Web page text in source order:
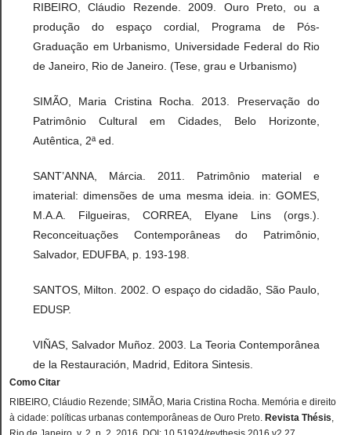
RIBEIRO, Cláudio Rezende. 2009. Ouro Preto, ou a
produção do espaço cordial, Programa de Pós-
Graduação em Urbanismo, Universidade Federal do Rio
de Janeiro, Rio de Janeiro. (Tese, grau e Urbanismo)
SIMÃO, Maria Cristina Rocha. 2013. Preservação do
Patrimônio Cultural em Cidades, Belo Horizonte,
Autêntica, 2ª ed.
SANT’ANNA, Márcia. 2011. Patrimônio material e
imaterial: dimensões de uma mesma ideia. in: GOMES,
M.A.A. Filgueiras, CORREA, Elyane Lins (orgs.).
Reconceituações Contemporâneas do Patrimônio,
Salvador, EDUFBA, p. 193-198.
SANTOS, Milton. 2002. O espaço do cidadão, São Paulo,
EDUSP.
VIÑAS, Salvador Muñoz. 2003. La Teoria Contemporânea
de la Restauración, Madrid, Editora Sintesis.
Como Citar
RIBEIRO, Cláudio Rezende; SIMÃO, Maria Cristina Rocha. Memória e direito
à cidade: políticas urbanas contemporâneas de Ouro Preto. Revista Thésis,